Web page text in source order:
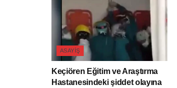
ASAYIŞ
Keçiören Eğitim ve Araştırma
Hastanesindeki şiddet olayına